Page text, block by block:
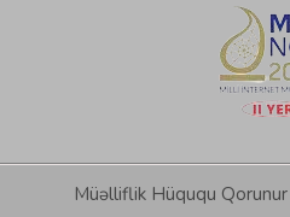
Müəlliflik Hüququ